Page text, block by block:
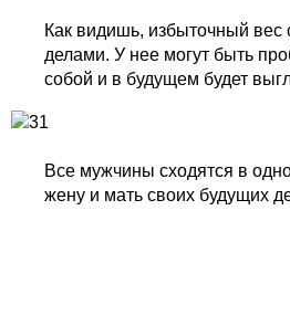
Как видишь, избыточный вес
делами. У нее могут быть
собой и в будущем будет
Все мужчины сходятся в
жену и мать своих будущих